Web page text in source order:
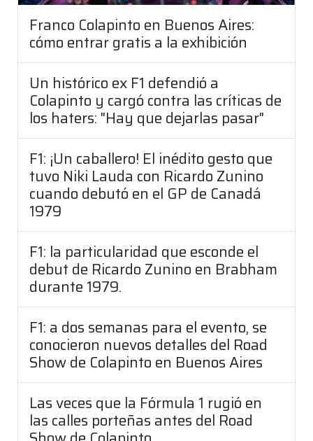
Franco Colapinto en Buenos Aires:
cómo entrar gratis a la exhibición
Un histórico ex F1 defendió a
Colapinto y cargó contra las críticas de
los haters: "Hay que dejarlas pasar"
F1: ¡Un caballero! El inédito gesto que
tuvo Niki Lauda con Ricardo Zunino
cuando debutó en el GP de Canadá
1979
F1: la particularidad que esconde el
debut de Ricardo Zunino en Brabham
durante 1979.
F1: a dos semanas para el evento, se
conocieron nuevos detalles del Road
Show de Colapinto en Buenos Aires
Las veces que la Fórmula 1 rugió en
las calles porteñas antes del Road